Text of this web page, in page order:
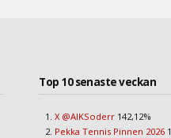
Top 10 senaste veckan
X @AIKSoderr 142,12%
Pekka Tennis Pinnen 2026